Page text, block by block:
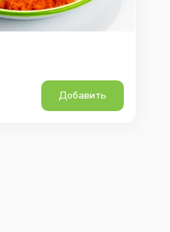
Добавить